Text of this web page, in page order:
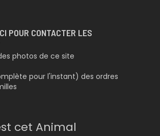
POUR CONTACTER LES
photos de ce site
pour l'instant) des ordres
cet Animal